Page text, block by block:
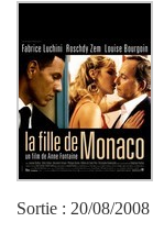
Sortie : 20/08/2008